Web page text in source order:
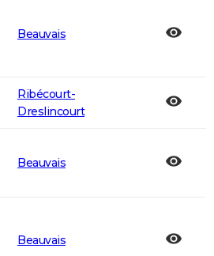
Beauvais
Ribécourt-
Dreslincourt
Beauvais
Beauvais